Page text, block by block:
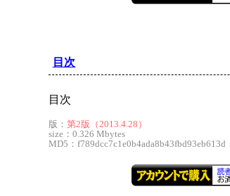
目次
目次
版： 第2版（2013.4.28）
size：0.326 Mbytes
MD5：f789dcc7c1e0b4ada8b43fbd93eb613d